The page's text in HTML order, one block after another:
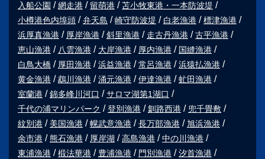
入船公園
網走港 留萌港
苫小牧東港・一本防波堤
小樽港色内埠頭
弁天島 崎守防波堤 白老漁港
標津漁港
浜厚真漁港
厚岸漁港 斜里漁港 走古丹漁港
古平漁港
恵山漁港
八雲漁港 大岸漁港 厚内漁港
国縫漁港
白鳥大橋
厚田漁港 浜益漁港 常呂漁港
浜猿払漁港
黄金漁港
鵡川漁港 涌元漁港 伊達漁港
虻田漁港
室蘭港
錦多峰川河口
サロマ湖第1湖口
千代の浦マリンパーク
登別漁港 釧路西港
兜千畳敷
紋別港
美国漁港 幌武意漁港 長万部漁港
旭浜漁港
余市港
熊石漁港 厚岸湖 高島漁港
中の川漁港
東浦漁港
椴法華港 豊浦漁港 門別漁港
汐首漁港